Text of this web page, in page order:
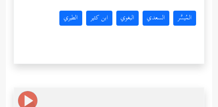
المُيسَّر السعدي البغوي ابن كثير الطبري